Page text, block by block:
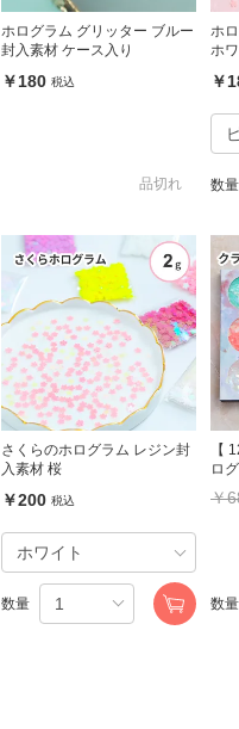
ホログラム グリッター ブルー
封入素材 ケース入り
￥180 税込
品切れ
ホ
ホ
￥
数量
さくらのホログラム レジン封
入素材 桜
￥200 税込
数量
【
ロ
￥
数量